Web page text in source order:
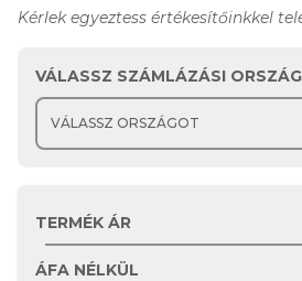
Kérlek egyeztess értékesítőinkkel
VÁLASSZ SZÁMLÁZÁSI
TERMÉK ÁR
ÁFA NÉLKÜL